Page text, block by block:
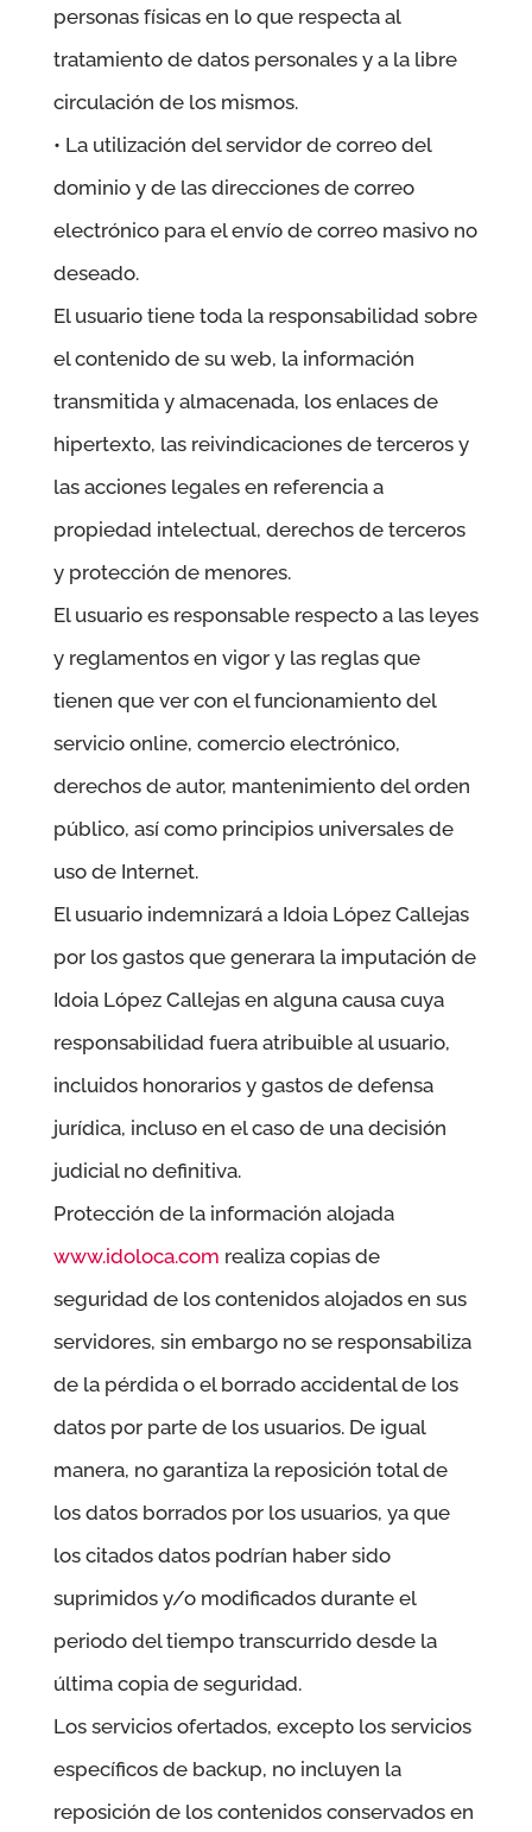
personas físicas en lo que respecta al
tratamiento de datos personales y a la libre
circulación de los mismos.
• La utilización del servidor de correo del
dominio y de las direcciones de correo
electrónico para el envío de correo masivo no
deseado.
El usuario tiene toda la responsabilidad sobre
el contenido de su web, la información
transmitida y almacenada, los enlaces de
hipertexto, las reivindicaciones de terceros y
las acciones legales en referencia a
propiedad intelectual, derechos de terceros
y protección de menores.
El usuario es responsable respecto a las leyes
y reglamentos en vigor y las reglas que
tienen que ver con el funcionamiento del
servicio online, comercio electrónico,
derechos de autor, mantenimiento del orden
público, así como principios universales de
uso de Internet.
El usuario indemnizará a Idoia López Callejas
por los gastos que generara la imputación de
Idoia López Callejasen alguna causa cuya
responsabilidad fuera atribuible al usuario,
incluidos honorarios y gastos de defensa
jurídica, incluso en el caso de una decisión
judicial no definitiva.
Protección de la información alojada
www.idoloca.com realiza copias de
seguridad de los contenidos alojados en sus
servidores, sin embargo no se responsabiliza
de la pérdida o el borrado accidental de los
datos por parte de los usuarios. De igual
manera, no garantiza la reposición total de
los datos borrados por los usuarios, ya que
los citados datos podrían haber sido
suprimidos y/o modificados durante el
periodo del tiempo transcurrido desde la
última copia de seguridad.
Los servicios ofertados, excepto los servicios
específicos de backup, no incluyen la
reposición de los contenidos conservados en